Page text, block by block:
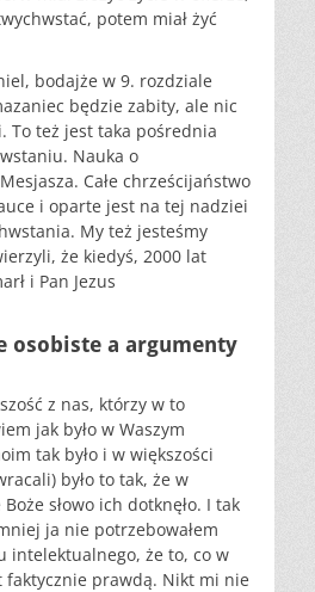
potem miał żyć
bodajże w 9. rozdziale
będzie zabity, ale nic
To też jest taka pośrednia
Nauka o
Całe chrześcijaństwo
i oparte jest na tej nadziei
My też jesteśmy
że kiedyś, 2000 lat
i Pan Jezus
osobiste a argumenty
z nas, którzy w to
jak było w Waszym
tak było i w większości
było to tak, że w
słowo ich dotknęło. I tak
ja nie potrzebowałem
intelektualnego, że to, co w
prawdą. Nikt mi nie